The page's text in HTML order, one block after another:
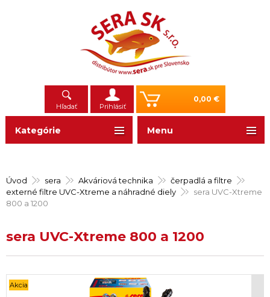
Hľadať Prihlásiť
0,00 €
Úvod sera Akváriová technika
čerpadlá a filtre
externé filtre UVC-Xtreme a náhradné diely
sera UVC-Xtreme
800 a 1200
sera UVC-Xtreme 800 a 1200
Akcia
Kategórie Menu